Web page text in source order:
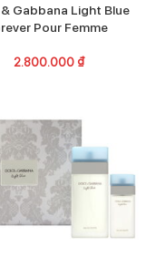
Gabbana Light Blue
Pour Femme
2.800.000 ₫